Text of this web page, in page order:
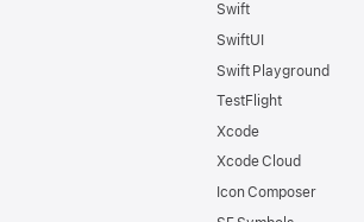
Swift
SwiftUI
Swift Playground
TestFlight
Xcode
Xcode Cloud
Icon Composer